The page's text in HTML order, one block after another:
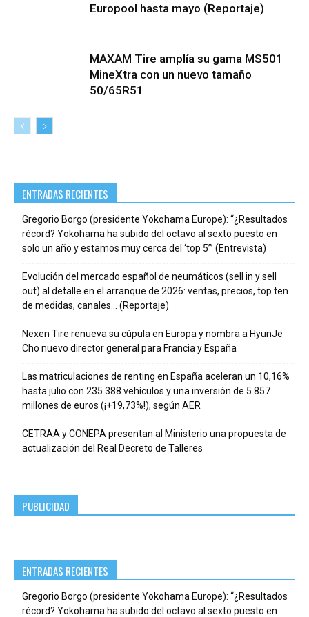
Europool hasta mayo (Reportaje)
MAXAM Tire amplía su gama MS501
MineXtra con un nuevo tamaño
50/65R51
ENTRADAS RECIENTES
Gregorio Borgo (presidente Yokohama Europe): “¿Resultados
récord? Yokohama ha subido del octavo al sexto puesto en
solo un año y estamos muy cerca del ‘top 5’” (Entrevista)
Evolución del mercado español de neumáticos (sell in y sell
out) al detalle en el arranque de 2026: ventas, precios, top ten
de medidas, canales… (Reportaje)
Nexen Tire renueva su cúpula en Europa y nombra a HyunJe
Cho nuevo director general para Francia y España
Las matriculaciones de renting en España aceleran un 10,16%
hasta julio con 235.388 vehículos y una inversión de 5.857
millones de euros (¡+19,73%!), según AER
CETRAA y CONEPA presentan al Ministerio una propuesta de
actualización del Real Decreto de Talleres
PUBLICIDAD
ENTRADAS RECIENTES
Gregorio Borgo (presidente Yokohama Europe): “¿Resultados
récord? Yokohama ha subido del octavo al sexto puesto en